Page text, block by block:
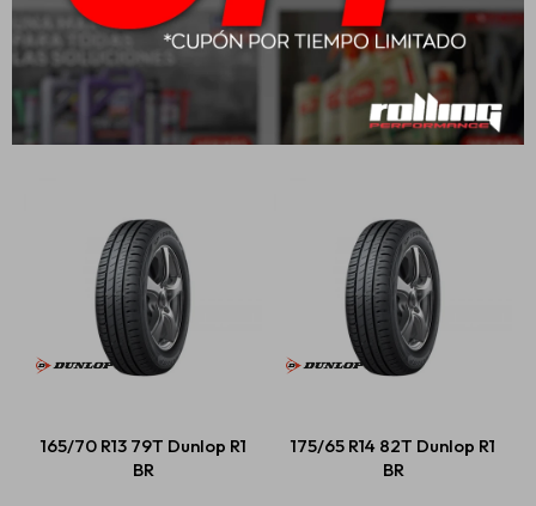
195/55 R15 85V Dunlop
Spfm800
USD 125,00
205/55 R16 91V Dunlop
Spfm800
USD139,00
165/70 R13 79T Dunlop R1
BR
175/65 R14 82T Dunlop R1
BR